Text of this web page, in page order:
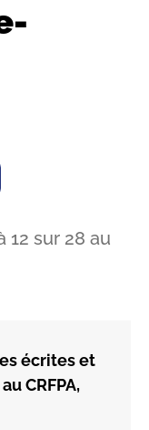
12 sur 28 au
écrites et
CRFPA,